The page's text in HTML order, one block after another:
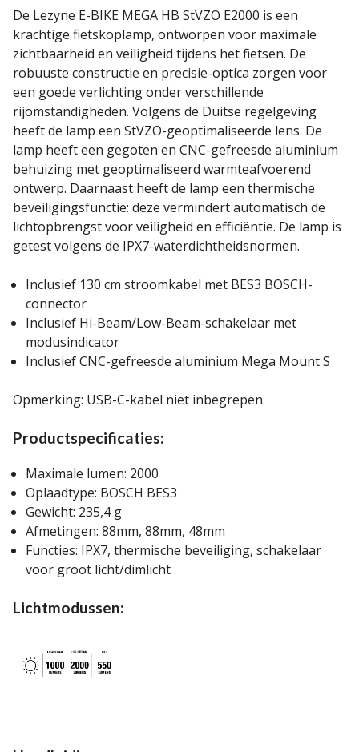
De Lezyne E-BIKE MEGA HB StVZO E2000 is een
krachtige fietskoplamp, ontworpen voor maximale
zichtbaarheid en veiligheid tijdens het fietsen. De
robuuste constructie en precisie-optica zorgen voor
een goede verlichting onder verschillende
rijomstandigheden. Volgens de Duitse regelgeving
heeft de lamp een StVZO-geoptimaliseerde lens. De
lamp heeft een gegoten en CNC-gefreesde aluminium
behuizing met geoptimaliseerd warmteafvoerend
ontwerp. Daarnaast heeft de lamp een thermische
beveiligingsfunctie: deze vermindert automatisch de
lichtopbrengst voor veiligheid en efficiëntie. De lamp is
getest volgens de IPX7-waterdichtheidsnormen.
Inclusief 130 cm stroomkabel met BES3 BOSCH-
connector
Inclusief Hi-Beam/Low-Beam-schakelaar met
modusindicator
Inclusief CNC-gefreesde aluminium Mega Mount S
Opmerking: USB-C-kabel niet inbegrepen.
Productspecificaties:
Maximale lumen: 2000
Oplaadtype: BOSCH BES3
Gewicht: 235,4 g
Afmetingen: 88mm, 88mm, 48mm
Functies: IPX7, thermische beveiliging, schakelaar
voor groot licht/dimlicht
Lichtmodussen: